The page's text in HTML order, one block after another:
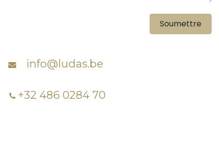
Soumettre
info@ludas.be
+32 486 0284 70